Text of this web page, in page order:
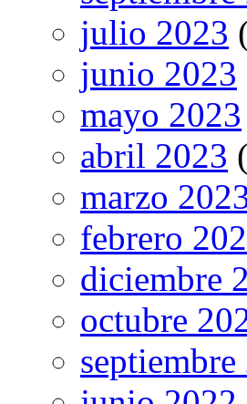
julio 2023
junio 2023
mayo 2023
abril 2023
marzo
febrero
diciembre
octubre
septiembre